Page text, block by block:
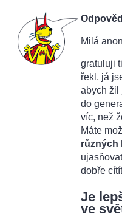
Milá
gratuluji
řekl, já
abych žil
do
víc, než
Máte
různých
dobře
Je
ve